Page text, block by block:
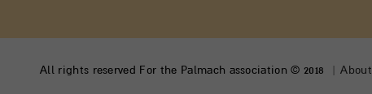
All rights reserved For the Palmach association © 2018 About